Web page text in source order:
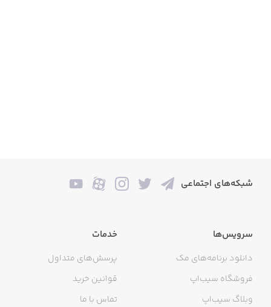
شبکه‌های اجتماعی
سرویس‌ها
دانلود برنامه‌های مک
فروشگاه سیب‌اپ
وبلاگ سیب‌اپ
خدمات
پرسش‌های متداول
قوانین خرید
تماس با ما